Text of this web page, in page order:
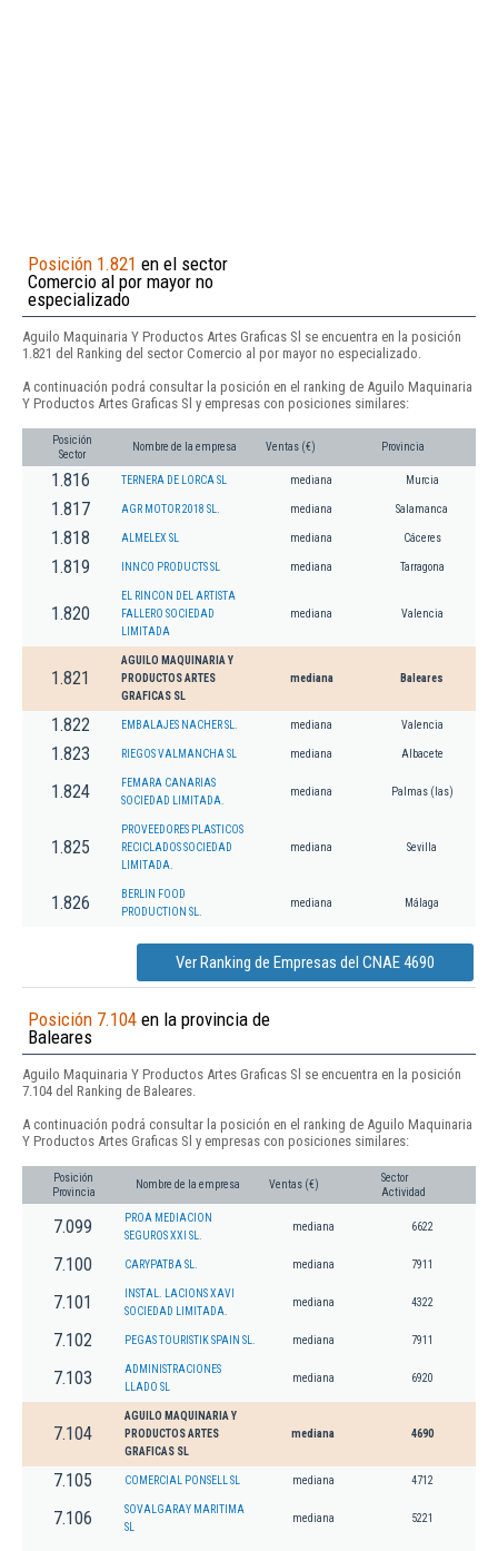
Posición 1.821 en el sector
Comercio al por mayor no
especializado
Aguilo Maquinaria Y Productos Artes Graficas Sl se encuentra en la posición
1.821 del Ranking del sector Comercio al por mayor no especializado.
A continuación podrá consultar la posición en el ranking de Aguilo Maquinaria
Y Productos Artes Graficas Sl y empresas con posiciones similares:
Posición
Sector
Nombre de la empresa Ventas (€) Provincia
1.816 TERNERA DE LORCA SL mediana Murcia
1.817 AGR MOTOR 2018 SL. mediana Salamanca
1.818 ALMELEX SL mediana Cáceres
1.819 INNCO PRODUCTS SL mediana Tarragona
1.820
EL RINCON DEL ARTISTA
FALLERO SOCIEDAD
LIMITADA
mediana Valencia
1.821
AGUILO MAQUINARIA Y
PRODUCTOS ARTES
GRAFICAS SL
mediana Baleares
1.822 EMBALAJES NACHER SL. mediana Valencia
1.823 RIEGOS VALMANCHA SL mediana Albacete
1.824
FEMARA CANARIAS
SOCIEDAD LIMITADA.
mediana Palmas (las)
1.825
PROVEEDORES PLASTICOS
RECICLADOS SOCIEDAD
LIMITADA.
mediana Sevilla
1.826
BERLIN FOOD
PRODUCTION SL.
mediana Málaga
Ver Ranking de Empresas del CNAE 4690
Posición 7.104 en la provincia de
Baleares
Aguilo Maquinaria Y Productos Artes Graficas Sl se encuentra en la posición
7.104 del Ranking de Baleares.
A continuación podrá consultar la posición en el ranking de Aguilo Maquinaria
Y Productos Artes Graficas Sl y empresas con posiciones similares:
Posición
Provincia
Nombre de la empresa Ventas (€)
Sector
Actividad
7.099
PROA MEDIACION
SEGUROS XXI SL.
mediana 6622
7.100 CARYPATBA SL. mediana 7911
7.101
INSTAL. LACIONS XAVI
SOCIEDAD LIMITADA.
mediana 4322
7.102 PEGAS TOURISTIK SPAIN SL. mediana 7911
7.103
ADMINISTRACIONES
LLADO SL
mediana 6920
7.104
AGUILO MAQUINARIA Y
PRODUCTOS ARTES
GRAFICAS SL
mediana 4690
7.105 COMERCIAL PONSELL SL mediana 4712
7.106
SOVALGARAY MARITIMA
SL
mediana 5221